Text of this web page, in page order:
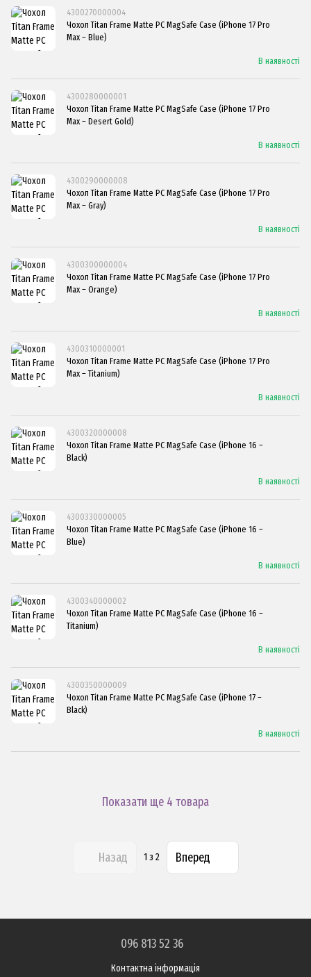
4300270000004
Чохол Titan Frame Matte PC MagSafe Case (iPhone 17 Pro
Max – Blue)
В наявності
4300280000001
Чохол Titan Frame Matte PC MagSafe Case (iPhone 17 Pro
Max – Desert Gold)
В наявності
4300290000008
Чохол Titan Frame Matte PC MagSafe Case (iPhone 17 Pro
Max – Gray)
В наявності
4300300000004
Чохол Titan Frame Matte PC MagSafe Case (iPhone 17 Pro
Max – Orange)
В наявності
4300310000001
Чохол Titan Frame Matte PC MagSafe Case (iPhone 17 Pro
Max – Titanium)
В наявності
4300320000008
Чохол Titan Frame Matte PC MagSafe Case (iPhone 16 –
Black)
В наявності
4300330000005
Чохол Titan Frame Matte PC MagSafe Case (iPhone 16 –
Blue)
В наявності
4300340000002
Чохол Titan Frame Matte PC MagSafe Case (iPhone 16 –
Titanium)
В наявності
4300350000009
Чохол Titan Frame Matte PC MagSafe Case (iPhone 17 –
Black)
В наявності
Показати ще 4 товара
Назад 1 з 2 Вперед
096 813 52 36
Контактна інформація